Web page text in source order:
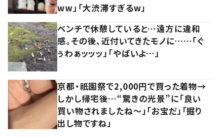
ww」「大渋滞すぎるw」
ベンチで休憩していると…遠方に違和
感。その後、近付いてきたモノに……「ぐ
ぅわぁッッッ」「やばいよ…」
京都・祇園祭で2,000円で買った着物→
しかし帰宅後…“驚きの光景”に「良い
買い物されましたね～」「お宝だ」「掘り
出し物ですね」